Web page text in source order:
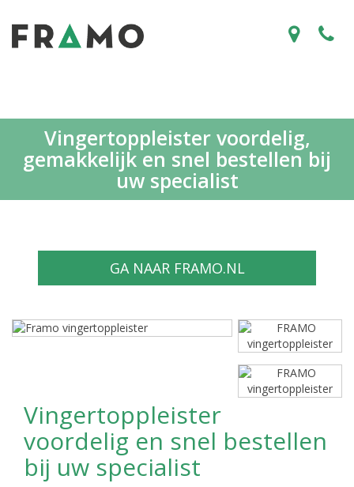
Vingertoppleister voordelig,
gemakkelijk en snel bestellen bij
uw specialist
GA NAAR FRAMO.NL
Vingertoppleister
voordelig en snel bestellen
bij uw specialist